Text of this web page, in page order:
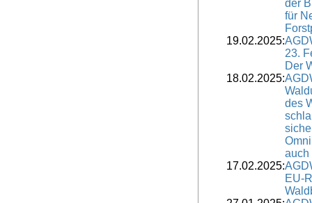
der
für
19.02.2025:
23.
Der
18.02.2025:
des
auch
17.02.2025:
EU-